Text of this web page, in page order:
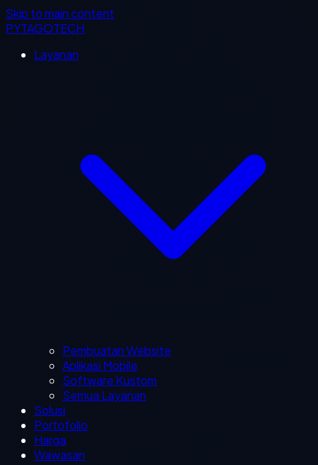
Skip to main content
PYTAGOTECH
Layanan
Pembuatan Website
Aplikasi Mobile
Software Kustom
Semua Layanan
Solusi
Portofolio
Harga
Wawasan